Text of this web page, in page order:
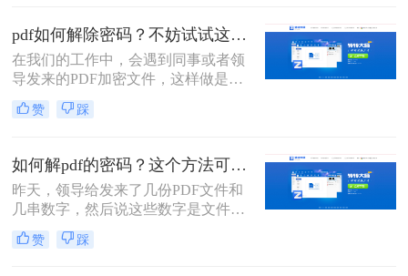
大家有所帮助！
pdf如何解除密码？不妨试试这两种方法！
在我们的工作中，会遇到同事或者领
导发来的PDF加密文件，这样做是为
了保证文件的机密性；而我们每次打
开PDF文件都需要输入密码才能进行
时，就会很麻烦。这时我们就需要对
其进行解密，以方便后续的操作，那
有什么办法能进行PDF解密呢？当然
有，今天小编就为大家推荐个方法，
大家一起看看pdf如何解除密码吧！
赞 踩
如何解pdf的密码？这个方法可以试一试1
昨天，领导给发来了几份PDF文件和
几串数字，然后说这些数字是文件的
密码，让我将这几份文件里面的信息
整理一下，汇总成一个文档发给他。
赞 踩